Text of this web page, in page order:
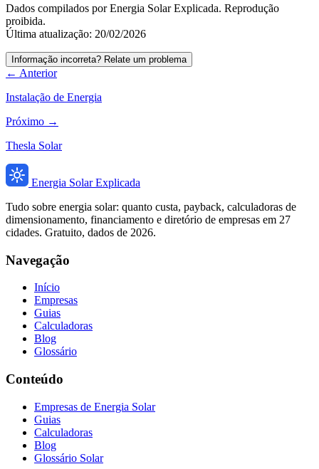
Dados compilados por Energia Solar Explicada. Reprodução
proibida.
Última atualização: 20/02/2026
Informação incorreta? Relate um problema
← Anterior
Instalação de Energia
Próximo →
Thesla Solar
Energia Solar Explicada
Tudo sobre energia solar: quanto custa, payback, calculadoras de
dimensionamento, financiamento e diretório de empresas em 27
cidades. Gratuito, dados de 2026.
Navegação
Início
Empresas
Guias
Calculadoras
Blog
Glossário
Conteúdo
Empresas de Energia Solar
Guias
Calculadoras
Blog
Glossário Solar